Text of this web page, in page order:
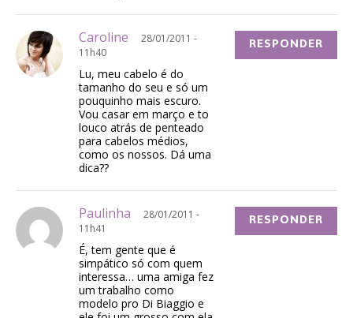
Caroline
28/01/2011 -
11h40
Lu, meu cabelo é do
tamanho do seu e só um
pouquinho mais escuro.
Vou casar em março e to
louco atrás de penteado
para cabelos médios,
como os nossos. Dá uma
dica??
RESPONDER
Paulinha
28/01/2011 -
11h41
É, tem gente que é
simpático só com quem
interessa… uma amiga fez
um trabalho como
modelo pro Di Biaggio e
RESPONDER